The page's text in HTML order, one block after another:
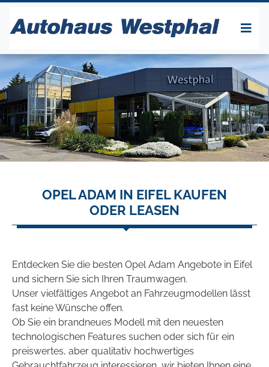
OPEL ADAM IN EIFEL KAUFEN
ODER LEASEN
Entdecken Sie die besten Opel Adam Angebote in Eifel
und sichern Sie sich Ihren Traumwagen.
Unser vielfältiges Angebot an Fahrzeugmodellen lässt
fast keine Wünsche offen.
Ob Sie ein brandneues Modell mit den neuesten
technologischen Features suchen oder sich für ein
preiswertes, aber qualitativ hochwertiges